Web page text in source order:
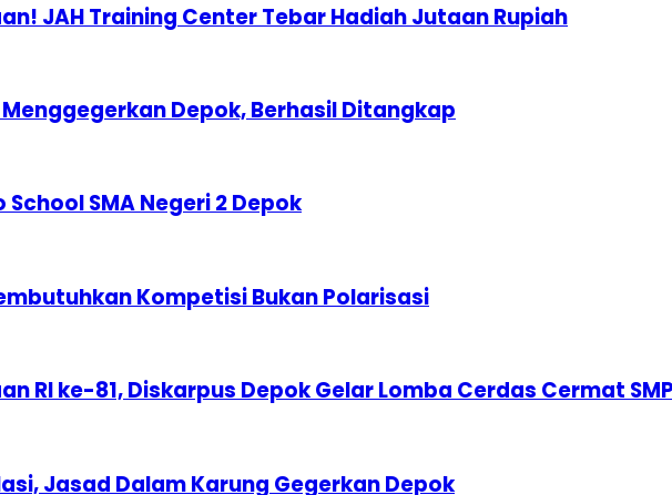
JAH Training Center Tebar Hadiah Jutaan Rupiah
Depok, Berhasil Ditangkap
SMA Negeri 2 Depok
Kompetisi Bukan Polarisasi
RI ke-81, Diskarpus Depok Gelar Lomba Cerdas Cermat
Jasad Dalam Karung Gegerkan Depok